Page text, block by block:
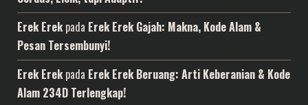
Erek Erekpada Erek Erek Gajah: Makna, Kode Alam &
Pesan Tersembunyi!
Erek Erekpada Erek Erek Beruang: Arti Keberanian & Kode
Alam 234D Terlengkap!